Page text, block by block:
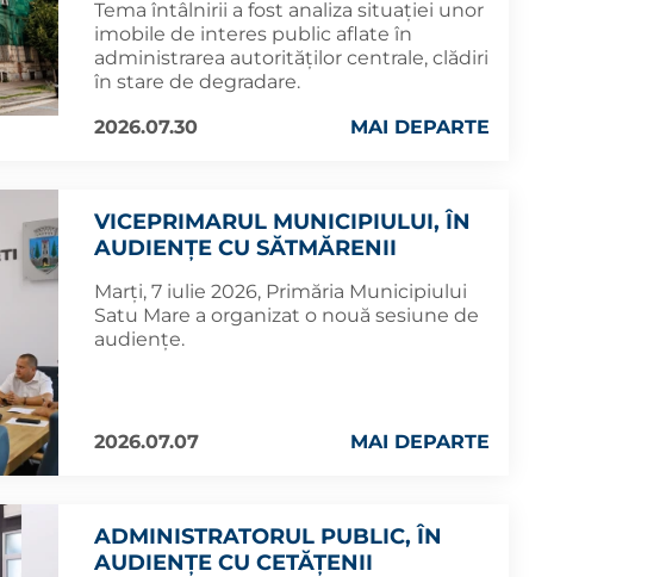
Tema întâlnirii a fost analiza situației unor
imobile de interes public aflate în
administrarea autorităților centrale, clădiri
în stare de degradare.
2026.07.30
MAI DEPARTE
VICEPRIMARUL MUNICIPIULUI, ÎN
AUDIENȚE CU SĂTMĂRENII
Marți, 7 iulie 2026, Primăria Municipiului
Satu Mare a organizat o nouă sesiune de
audiențe.
2026.07.07 MAI DEPARTE
ADMINISTRATORUL PUBLIC, ÎN
AUDIENȚE CU CETĂȚENII